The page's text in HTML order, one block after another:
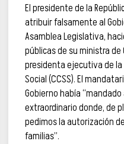
El presidente de la
atribuir falsamente al
Asamblea Legislativa,
públicas de su ministra de
presidenta ejecutiva de
Social (CCSS). El
Gobierno había
extraordinario donde, de
pedimos la autorización
familias”.